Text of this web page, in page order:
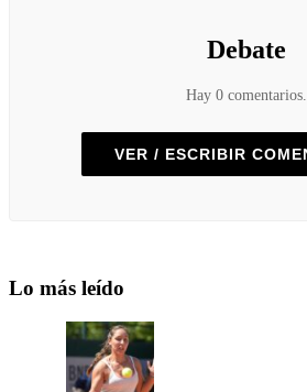
Debate
Hay 0 comentarios.
VER / ESCRIBIR
Lo más leído